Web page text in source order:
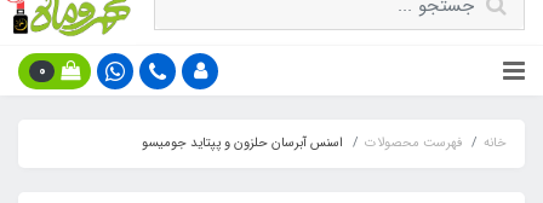
0
خانه فهرست محصولات اسنس آبرسان حلزون و پپتاید جومیسو